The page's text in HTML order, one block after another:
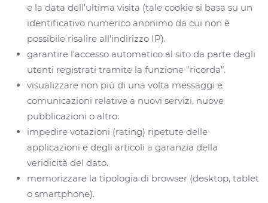
e la data dell'ultima visita (tale cookie si basa su un
identificativo numerico anonimo da cui non è
possibile risalire all'indirizzo IP).
garantire l'accesso automatico al sito da parte degli
utenti registrati tramite la funzione "ricorda".
visualizzare non più di una volta messaggi e
comunicazioni relative a nuovi servizi, nuove
pubblicazioni o altro.
impedire votazioni (rating) ripetute delle
applicazioni e degli articoli a garanzia della
veridicità del dato.
memorizzare la tipologia di browser (desktop, tablet
o smartphone).